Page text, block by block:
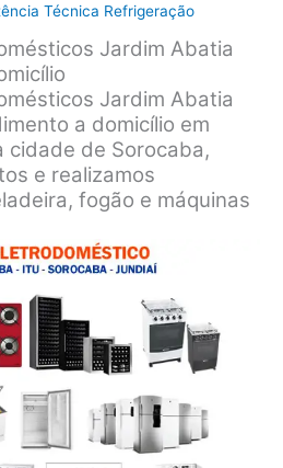
Técnica Refrigeração
Jardim Abatia
Jardim Abatia
a domicílio em
de Sorocaba,
e realizamos
fogão e máquinas